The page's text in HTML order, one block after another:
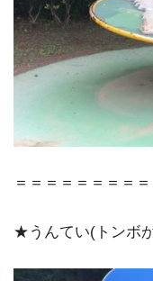
＝＝＝＝＝＝＝＝
★うんてい(トンボ